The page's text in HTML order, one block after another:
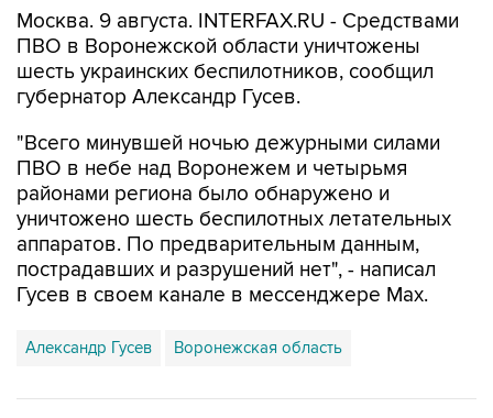
Москва. 9 августа. INTERFAX.RU - Средствами
ПВО в Воронежской области уничтожены
шесть украинских беспилотников, сообщил
губернатор Александр Гусев.
"Всего минувшей ночью дежурными силами
ПВО в небе над Воронежем и четырьмя
районами региона было обнаружено и
уничтожено шесть беспилотных летательных
аппаратов. По предварительным данным,
пострадавших и разрушений нет", - написал
Гусев в своем канале в мессенджере Max.
Александр Гусев Воронежская область